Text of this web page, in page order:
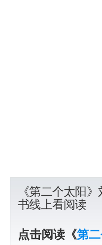
《第二个太阳
书线上看阅读
点击阅读《第